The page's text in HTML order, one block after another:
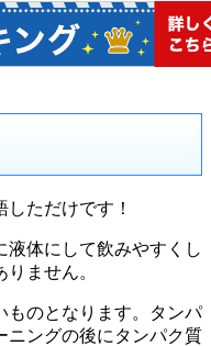
ただけです！
液体にして飲みやすくし
ません。
ものとなります。タンパ
ニングの後にタンパク質